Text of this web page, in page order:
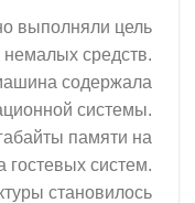
выполняли цель
немалых средств.
содержала
системы.
памяти на
систем.
становилось